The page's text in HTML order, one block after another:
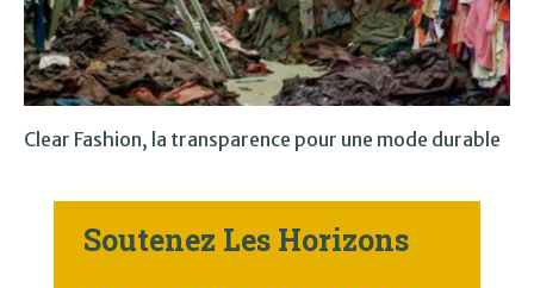
Clear Fashion, la transparence pour une mode durable
Soutenez Les Horizons